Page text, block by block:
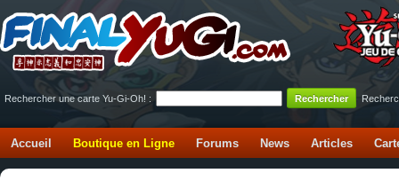
Rechercher une carte Yu-Gi-Oh! :
Accueil Boutique en Ligne Forums News Articles